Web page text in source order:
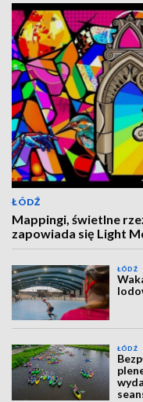
ŁÓDŹ
Mappingi, świetlne
zapowiada się Light
ŁÓDŹ
ŁÓDŹ